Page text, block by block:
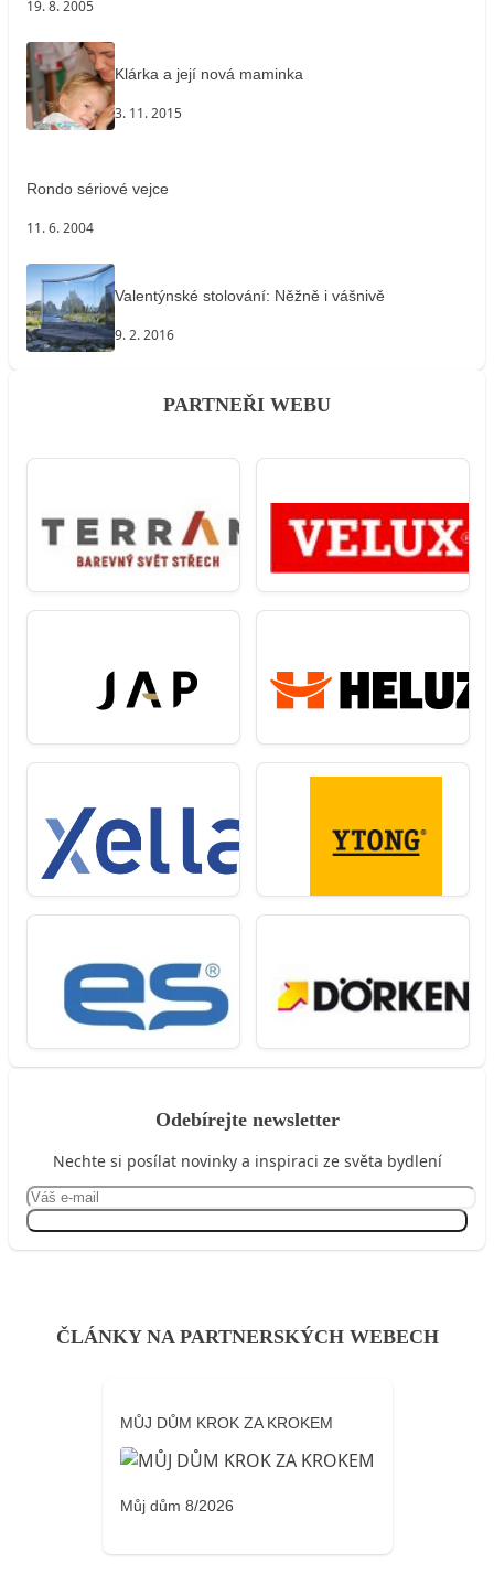
19. 8. 2005
Klárka a její nová maminka
3. 11. 2015
Rondo sériové vejce
11. 6. 2004
Valentýnské stolování: Něžně i vášnivě
9. 2. 2016
PARTNEŘI WEBU
Odebírejte newsletter
Nechte si posílat novinky a inspiraci ze světa bydlení
ČLÁNKY NA PARTNERSKÝCH WEBECH
MŮJ DŮM KROK ZA KROKEM
Můj dům 8/2026